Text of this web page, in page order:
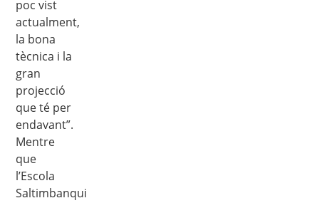
poc vist
actualment,
la bona
tècnica i la
gran
projecció
que té per
endavant”.
Mentre
que
l’Escola
Saltimbanqui